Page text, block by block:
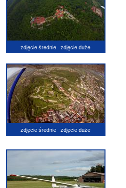
zdjęcie średnie zdjęcie duże
zdjęcie średnie zdjęcie duże